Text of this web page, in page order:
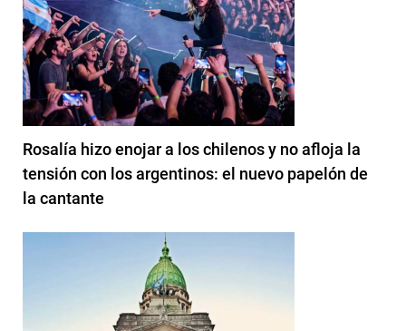
Rosalía hizo enojar a los chilenos y no afloja la
tensión con los argentinos: el nuevo papelón de
la cantante